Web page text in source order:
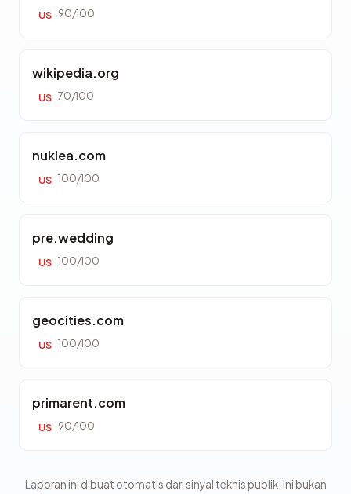
US 90/100
wikipedia.org
US 70/100
nuklea.com
US 100/100
pre.wedding
US 100/100
geocities.com
US 100/100
primarent.com
US 90/100
Laporan ini dibuat otomatis dari sinyal teknis publik. Ini bukan